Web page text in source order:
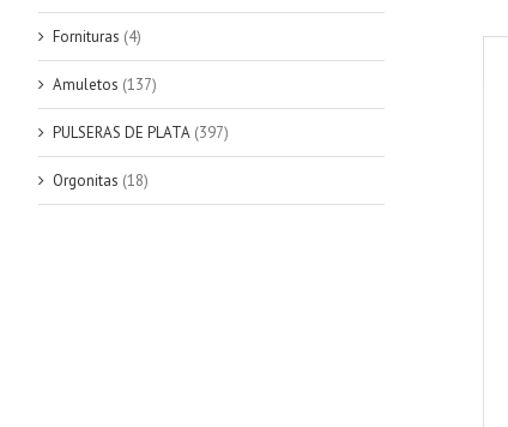
Fornituras (4)
Amuletos (137)
PULSERAS DE PLATA (397)
Orgonitas (18)